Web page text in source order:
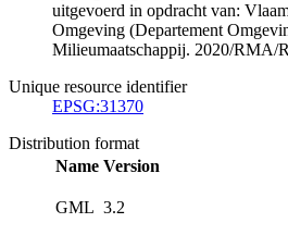
uitgevoerd in opdracht van:
Omgeving (Departement
Milieumaatschappij. 2020/RMA/
Unique resource identifier
EPSG:31370
Distribution format
Name Version
GML 3.2